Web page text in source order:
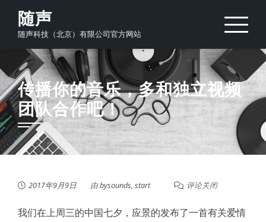
content
随声
随声科技（北京）有限公司官方网站
传播你的音乐，多和独立视频
团队合作吧！
2017年9月9日 由bysounds, start 评论关闭
我们在上周三的中国七夕，应景的发布了一首有关爱情